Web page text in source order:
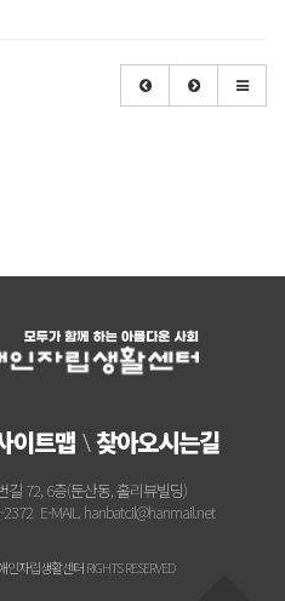
이트맵 찾아오시는길
72, 6층(둔산동, 홀리뷰빌딩)
E-MAIL. hanbatcil@hanmail.net
자립생활센터 RIGHTS RESERVED